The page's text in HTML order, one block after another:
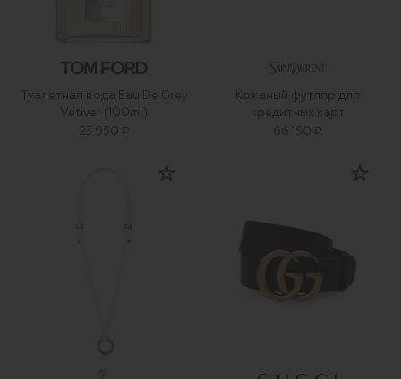
Туалетная вода Eau De Grey
Vetiver (100ml)
23 950 ₽
Кожаный футляр для
кредитных карт
66 150 ₽